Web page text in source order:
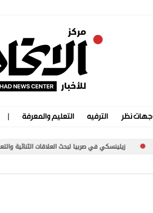
نظر الترفيه التعليم والمعرفة
لبحث العلاقات الثنائية والتعاون الأمني